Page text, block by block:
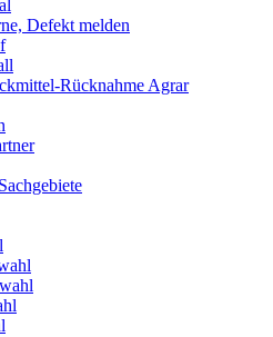
Defekt melden
Rücknahme Agrar